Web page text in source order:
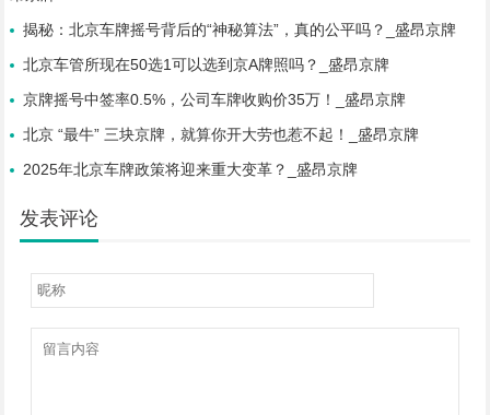
揭秘：北京车牌摇号背后的“神秘算法”，真的公平吗？_盛昂京牌
北京车管所现在50选1可以选到京A牌照吗？_盛昂京牌
京牌摇号中签率0.5%，公司车牌收购价35万！_盛昂京牌
北京 “最牛” 三块京牌，就算你开大劳也惹不起！_盛昂京牌
2025年北京车牌政策将迎来重大变革？_盛昂京牌
发表评论